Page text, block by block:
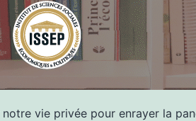
vie privée pour enrayer la